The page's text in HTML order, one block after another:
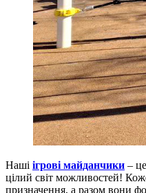
Наші ігрові майданчики –
цілий світ можливостей!
призначення, а разом вони